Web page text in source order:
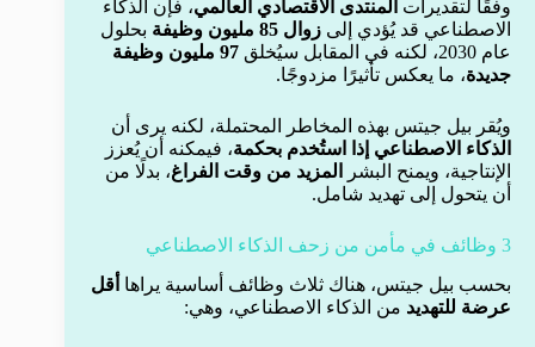
وفقًا لتقديرات المنتدى الاقتصادي العالمي، فإن الذكاء
الاصطناعي قد يُؤدي إلى زوال 85 مليون وظيفة
بحلول
عام 2030، لكنه في المقابل سيُخلق
97 مليون وظيفة
جديدة، ما يعكس تأثيرًا مزدوجًا.
ويُقر بيل جيتس بهذه المخاطر المحتملة، لكنه يرى أن
الذكاء الاصطناعي إذا استُخدم بحكمة، فيمكنه أن يُعزز
الإنتاجية، ويمنح البشر
المزيد من وقت الفراغ، بدلًا من
أن يتحول إلى تهديد شامل.
3 وظائف في مأمن من زحف الذكاء الاصطناعي
بحسب بيل جيتس، هناك ثلاث وظائف أساسية يراها أقل
عرضة للتهديد من الذكاء الاصطناعي، وهي: